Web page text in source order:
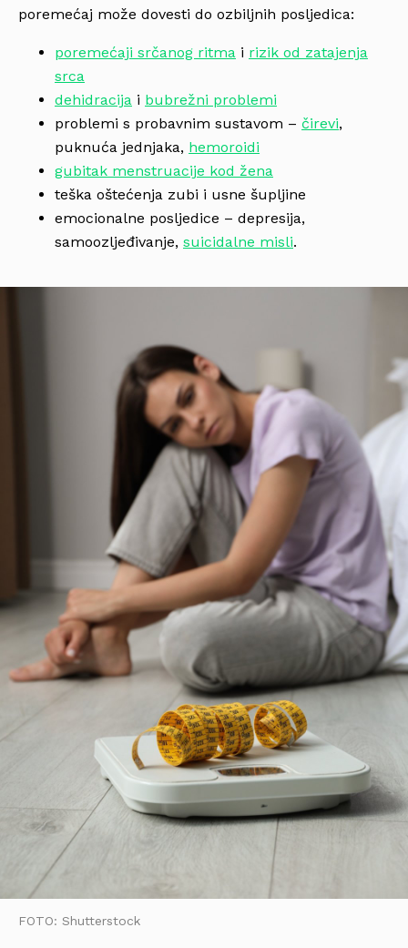
poremećaj može dovesti do ozbiljnih posljedica:
poremećaji srčanog ritma i rizik od zatajenja
srca
dehidracija i bubrežni problemi
problemi s probavnim sustavom – čirevi,
puknuća jednjaka, hemoroidi
gubitak menstruacije kod žena
teška oštećenja zubi i usne šupljine
emocionalne posljedice – depresija,
samoozljeđivanje, suicidalne misli.
FOTO: Shutterstock